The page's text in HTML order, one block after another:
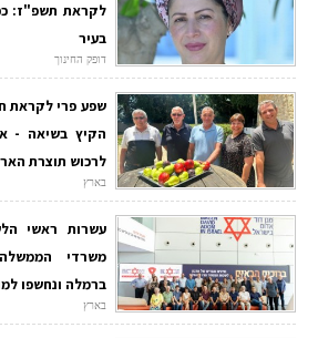
לקראת תשפ"ז:
בעיר
דופק החינוך
שפע פרי לקראת
הקיץ בשיאה -
לרכוש תוצרת
בארץ
עשרות ראשי
משרדי
ברמלה ונחשפו
בארץ